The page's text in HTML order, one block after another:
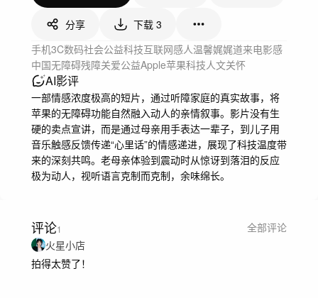
分享 下载 3
手机3C数码社会公益科技互联网感人温馨娓娓道来电影感
中国无障碍残障关爱公益Apple苹果科技人文关怀
AI影评
一部情感浓度极高的短片，通过听障家庭的真实故事，将
苹果的无障碍功能自然融入动人的亲情叙事。影片没有生
硬的卖点宣讲，而是通过母亲用手表达一辈子，到儿子用
音乐触感反馈传递“心里话”的情感递进，展现了科技温度带
来的深刻共鸣。老母亲体验到震动时从惊讶到落泪的反应
极为动人，视听语言克制而克制，余味绵长。
评论1
全部评论
火星小店
拍得太赞了！